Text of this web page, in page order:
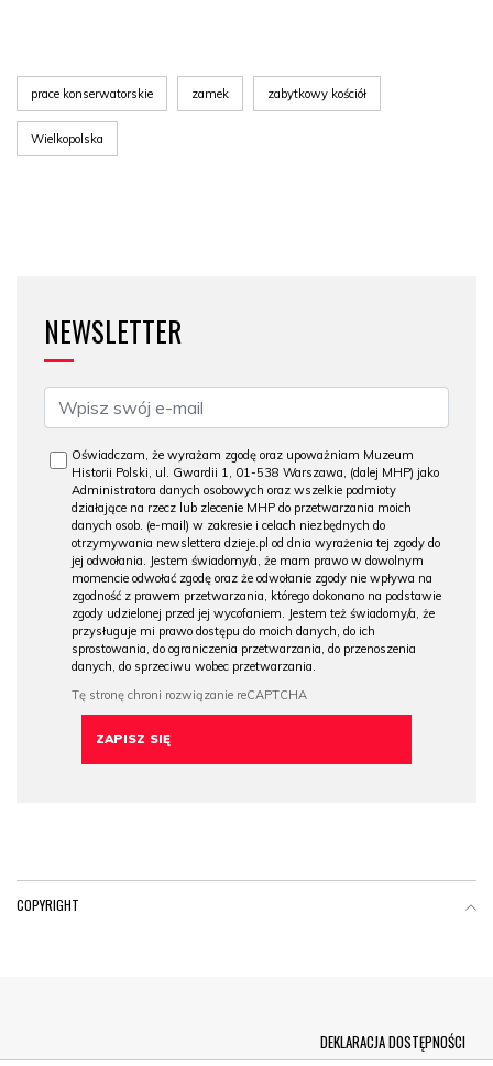
prace konserwatorskie zamek zabytkowy kościół
Wielkopolska
NEWSLETTER
Oświadczam, że wyrażam zgodę oraz upoważniam Muzeum
Historii Polski, ul. Gwardii 1, 01-538 Warszawa, (dalej MHP) jako
Administratora danych osobowych oraz wszelkie podmioty
działające na rzecz lub zlecenie MHP do przetwarzania moich
danych osob. (e-mail) w zakresie i celach niezbędnych do
otrzymywania newslettera dzieje.pl od dnia wyrażenia tej zgody do
jej odwołania. Jestem świadomy/a, że mam prawo w dowolnym
momencie odwołać zgodę oraz że odwołanie zgody nie wpływa na
zgodność z prawem przetwarzania, którego dokonano na podstawie
zgody udzielonej przed jej wycofaniem. Jestem też świadomy/a, że
przysługuje mi prawo dostępu do moich danych, do ich
sprostowania, do ograniczenia przetwarzania, do przenoszenia
danych, do sprzeciwu wobec przetwarzania.
COPYRIGHT
DEKLARACJA DOSTĘPNOŚCI